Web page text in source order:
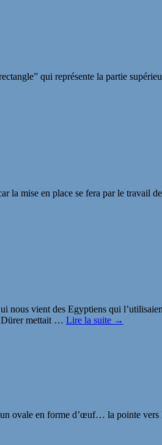
qui représente la partie
la mise en place se fera par le travail
vient des Egyptiens qui
mettait … Lire la suite →
ovale en forme d’œuf… la pointe